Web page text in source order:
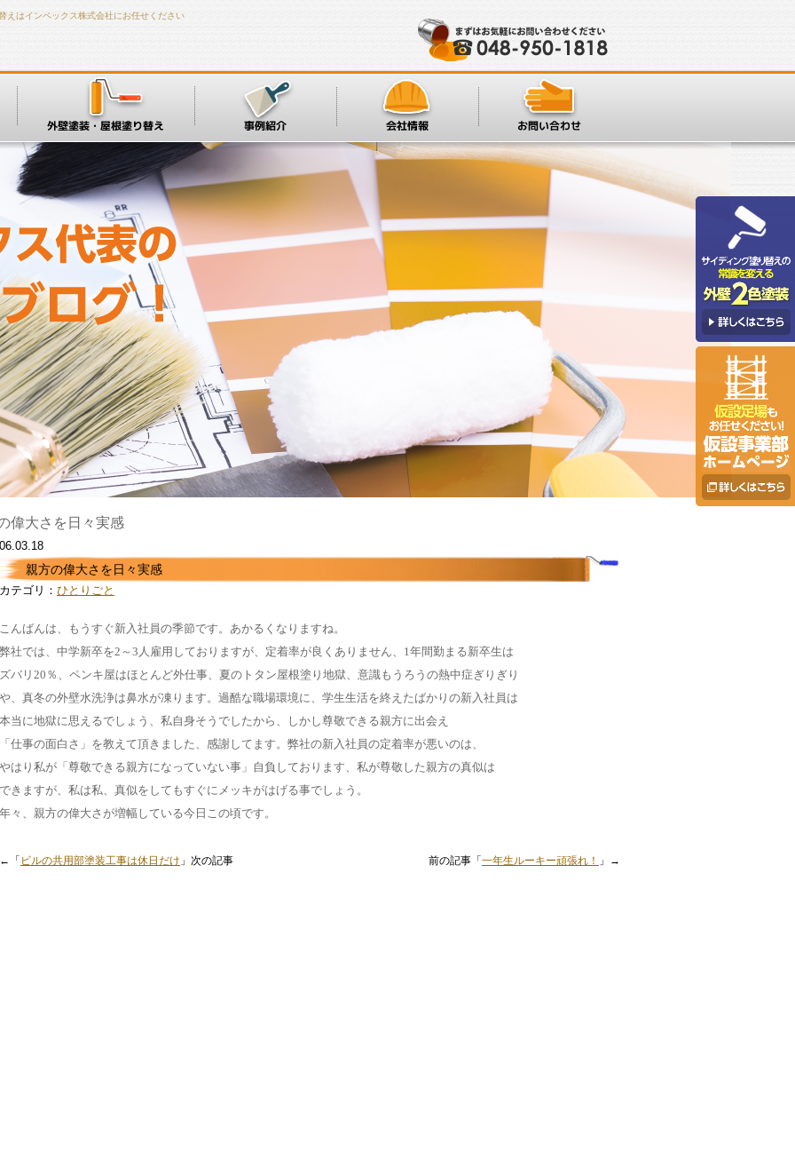
えはインペックス株式会社にお任せください
偉大さを日々実感
06.03.18
親方の偉大さを日々実感
カテゴリ： ひとりごと
こんばんは、もうすぐ新入社員の季節です。あかるくなりますね。
弊社では、中学新卒を2～3人雇用しておりますが、定着率が良くありません、1年間勤まる新卒生は
ズバリ20％、ペンキ屋はほとんど外仕事、夏のトタン屋根塗り地獄、意識もうろうの熱中症ぎりぎり
や、真冬の外壁水洗浄は鼻水が凍ります。過酷な職場環境に、学生生活を終えたばかりの新入社員は
本当に地獄に思えるでしょう、私自身そうでしたから、しかし尊敬できる親方に出会え
「仕事の面白さ」を教えて頂きました、感謝してます。弊社の新入社員の定着率が悪いのは、
やはり私が「尊敬できる親方になっていない事」自負しております、私が尊敬した親方の真似は
できますが、私は私、真似をしてもすぐにメッキがはげる事でしょう。
年々、親方の偉大さが増幅している今日この頃です。
前の記事「一年生ルーキー頑張れ！ 」→
←「 ビルの共用部塗装工事は休日だけ 」次の記事